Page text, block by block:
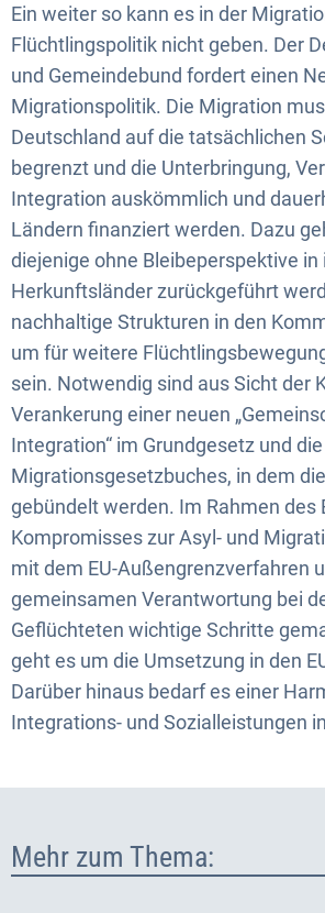
Ein weiter so kann es in der
Flüchtlingspolitik nicht geben. Der
und Gemeindebund fordert einen
Migrationspolitik. Die Migration
Deutschland auf die tatsächlichen
begrenzt und die Unterbringung,
Integration auskömmlich und
Ländern finanziert werden. Dazu
diejenige ohne Bleibeperspektive in
Herkunftsländer zurückgeführt
nachhaltige Strukturen in den
um für weitere
sein. Notwendig sind aus Sicht der
Verankerung einer neuen
Integration“ im Grundgesetz und
Migrationsgesetzbuches, in dem
gebündelt werden. Im Rahmen des
Kompromisses zur Asyl- und
mit dem EU-Außengrenzverfahren
gemeinsamen Verantwortung bei
Geflüchteten wichtige Schritte
geht es um die Umsetzung in den
Darüber hinaus bedarf es einer
Integrations- und Sozialleistungen
Mehr zum Thema: